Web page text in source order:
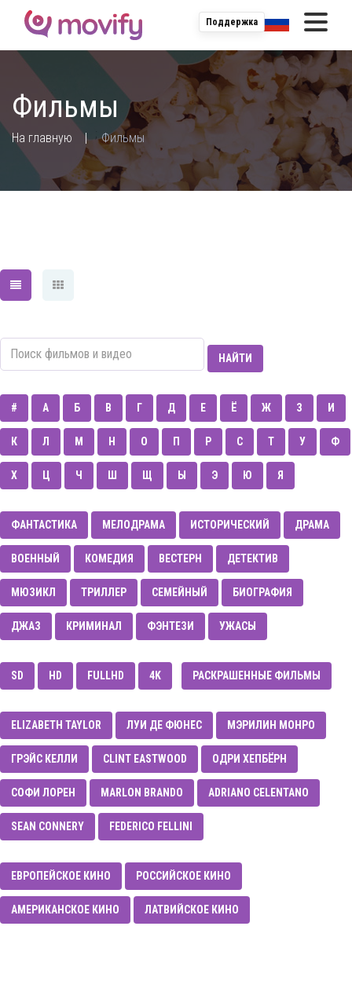
Поддержка
Фильмы
На главную Фильмы
НАЙТИ
# А Б В Г Д Е Ё Ж З И
К Л М Н О П Р С Т У Ф
Х Ц Ч Ш Щ Ы Э Ю Я
ФАНТАСТИКА МЕЛОДРАМА ИСТОРИЧЕСКИЙ ДРАМА
ВОЕННЫЙ КОМЕДИЯ ВЕСТЕРН ДЕТЕКТИВ
МЮЗИКЛ ТРИЛЛЕР CЕМЕЙНЫЙ БИОГРАФИЯ
ДЖАЗ КРИМИНАЛ ФЭНТЕЗИ УЖАСЫ
SD HD FULLHD 4K РАСКРАШЕННЫЕ ФИЛЬМЫ
ELIZABETH TAYLOR ЛУИ́ ДЕ ФЮНЕ́С МЭРИЛИН МОНРО
ГРЭЙС КЕЛЛИ CLINT EASTWOOD ОДРИ ХЕПБЁРН
СОФИ ЛОРЕН MARLON BRANDO ADRIANO CELENTANO
SEAN CONNERY FEDERICO FELLINI
ЕВРОПЕЙСКОЕ КИНО РОССИЙСКОЕ КИНО
АМЕРИКАНСКОЕ КИНО ЛАТВИЙСКОЕ КИНО